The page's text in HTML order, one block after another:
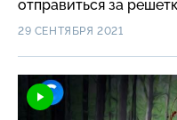
отправиться за
29 СЕНТЯБРЯ 2021